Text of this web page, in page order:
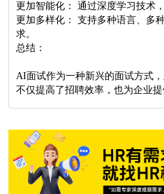
更加智能化： 通过深度学习技术
更加多样化： 支持多种语言、多
求。
总结：
AI面试作为一种新兴的面试方式
不仅提高了招聘效率，也为企业